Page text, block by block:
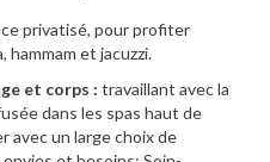
privatisé, pour profiter
hammam et jacuzzi.
et corps : travaillant avec la
dans les spas haut de
avec un large choix de